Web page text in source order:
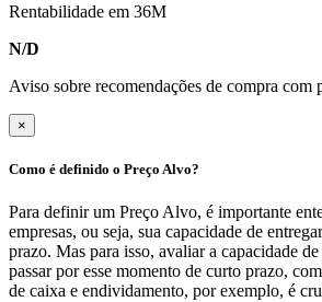
Rentabilidade em 36M
N/D
Aviso sobre recomendações de compra com
×
Como é definido o Preço Alvo?
Para definir um Preço Alvo, é importante
empresas, ou seja, sua capacidade de
prazo. Mas para isso, avaliar a capacidade de
passar por esse momento de curto prazo,
de caixa e endividamento, por exemplo, é